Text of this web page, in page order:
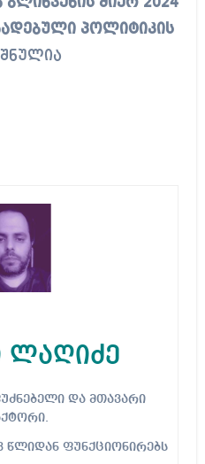
მიერ 2024
პოლიტიკის
ლაღიძე
წლიდან ფუნქციონირებს